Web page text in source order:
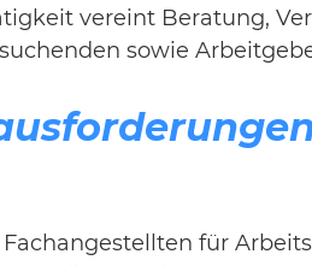
vereint Beratung,
sowie
für